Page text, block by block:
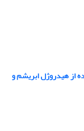
از هیدروژل ابریشم و